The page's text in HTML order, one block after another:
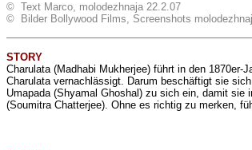
© Text Marco, molodezhnaja 22.2.07
© Bilder Bollywood Films, Screenshots
STORY
Charulata (Madhabi Mukherjee) führt in den
Charulata vernachlässigt. Darum beschäftigt sie
Umapada (Shyamal Ghoshal) zu sich ein, damit sie
(Soumitra Chatterjee). Ohne es richtig zu merken,